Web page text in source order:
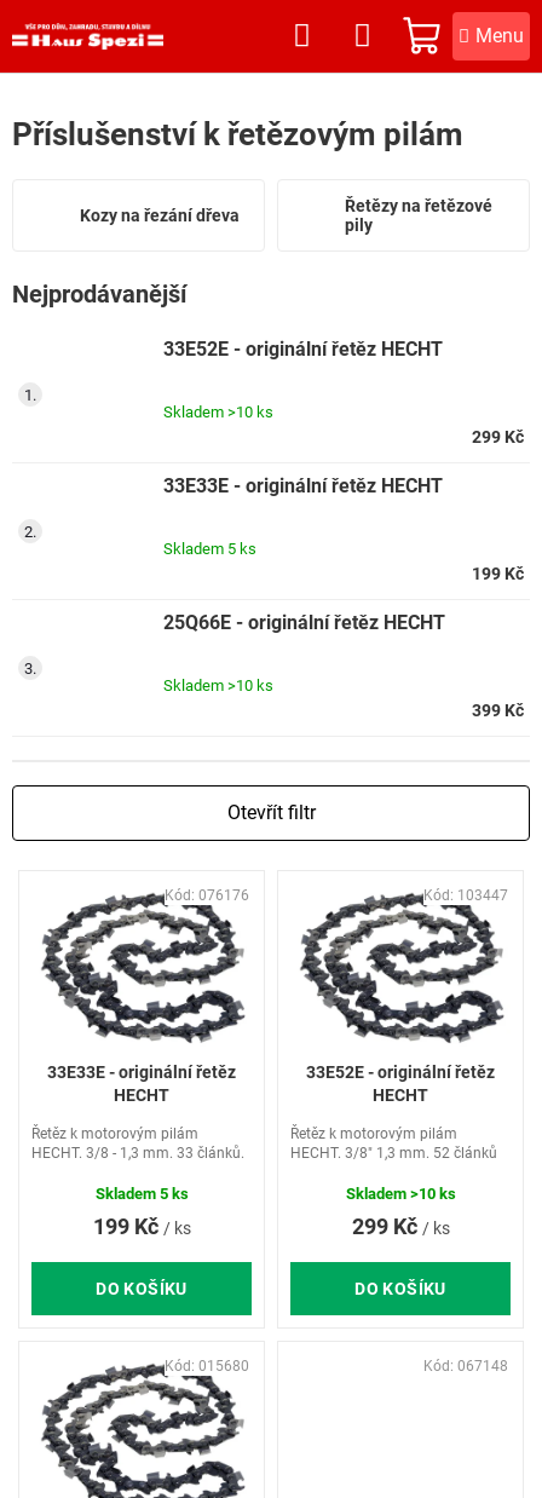
na
NÁKUPNÍ
KOŠÍK
Příslušenství k řetězovým pilám
Kozy na řezání dřeva
Řetězy na řetězové
pily
Nejprodávanější
33E52E - originální řetěz HECHT
Skladem >10 ks
299 Kč
33E33E - originální řetěz HECHT
Skladem 5 ks
199 Kč
25Q66E - originální řetěz HECHT
Skladem >10 ks
399 Kč
Otevřít filtr
33E33E - originální řetěz
HECHT
199 Kč / ks
DO KOŠÍKU
Řetěz k motorovým pilám
HECHT. 3/8 - 1,3 mm. 33 článků.
Skladem 5 ks
Kód: 076176
33E52E - originální řetěz
HECHT
299 Kč / ks
DO KOŠÍKU
Řetěz k motorovým pilám
HECHT. 3/8" 1,3 mm. 52 článků
Skladem >10 ks
Kód: 103447
Kód: 015680 Kód: 067148